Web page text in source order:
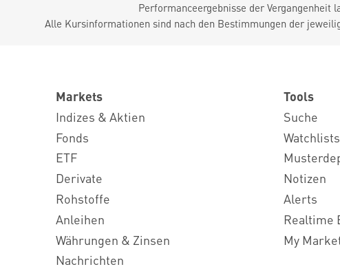
Performanceergebnisse der Vergangenheit
Alle Kursinformationen sind nach den Bestimmungen der
Markets
Indizes & Aktien
Fonds
ETF
Derivate
Rohstoffe
Anleihen
Währungen & Zinsen
Nachrichten
Tools
Suche
Watchlists
Notizen
Alerts
Realtime
My